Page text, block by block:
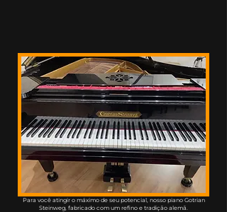
Para você atingir o máximo de seu potencial, nosso piano Gotrian
Steinweg, fabricado com um refino e tradição alemã.